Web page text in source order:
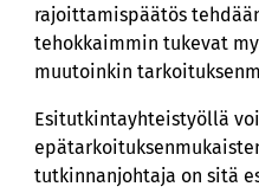
5.2 Tärkeä
Toissijainen
rajoittamispäätös
tehokkaimmin tukevat
muutoinkin
Esitutkintayhteistyöllä
tutkinnanjohtaja on sitä